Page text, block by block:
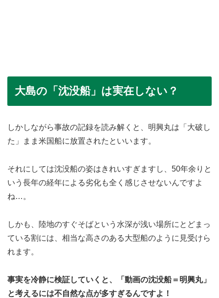
大島の「沈没船」は実在しない？
しかしながら事故の記録を読み解くと、明興丸は「大破し
た」まま米国船に放置されたといいます。
それにしては沈没船の姿はきれいすぎますし、50年余りと
いう長年の経年による劣化も全く感じさせないんですよ
ね…。
しかも、陸地のすぐそばという水深が浅い場所にとどまっ
ている割には、相当な高さのある大型船のように見受けら
れます。
事実を冷静に検証していくと、「動画の沈没船＝明興丸」
と考えるには不自然な点が多すぎるんですよ！